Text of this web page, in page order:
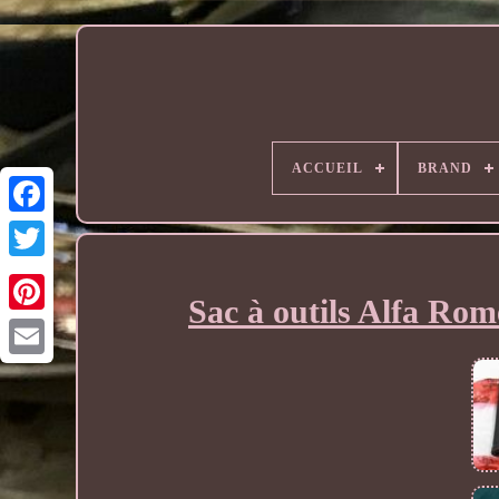
ACCUEIL BRAND
Sac à outils Alfa